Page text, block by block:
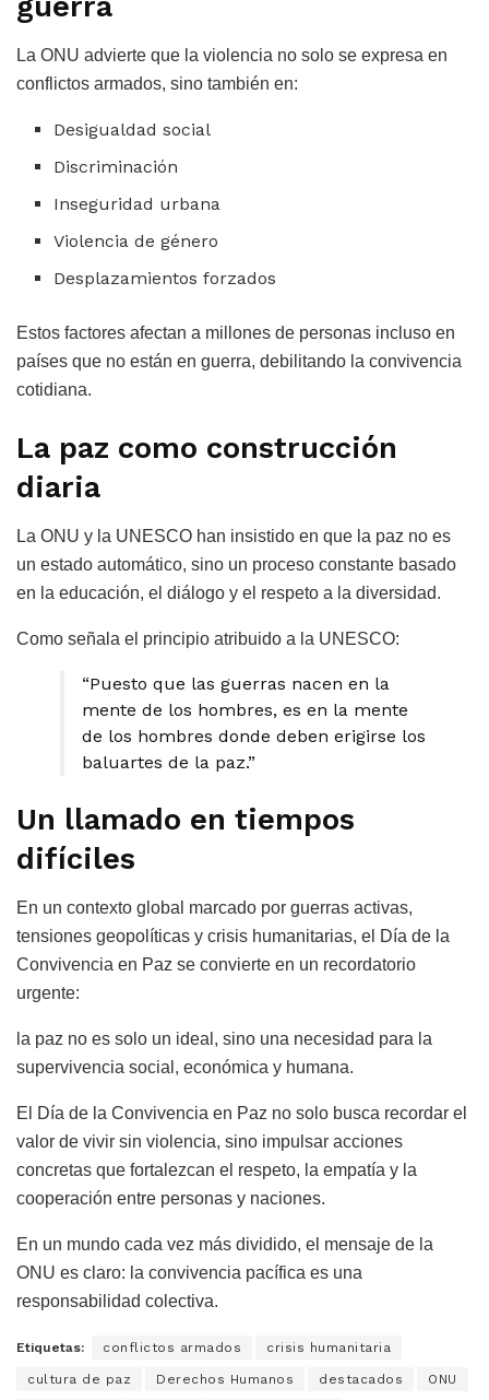
La ONU advierte que la violencia no solo se expresa en
conflictos armados, sino también en:
Desigualdad social
Discriminación
Inseguridad urbana
Violencia de género
Desplazamientos forzados
Estos factores afectan a millones de personas incluso en
países que no están en guerra, debilitando la convivencia
cotidiana.
La paz como construcción
diaria
La ONU y la UNESCO han insistido en que la paz no es
un estado automático, sino un proceso constante basado
en la educación, el diálogo y el respeto a la diversidad.
Como señala el principio atribuido a la UNESCO:
“Puesto que las guerras nacen en la
mente de los hombres, es en la mente
de los hombres donde deben erigirse los
baluartes de la paz.”
Un llamado en tiempos
difíciles
En un contexto global marcado por guerras activas,
tensiones geopolíticas y crisis humanitarias, el Día de la
Convivencia en Paz se convierte en un recordatorio
urgente:
la paz no es solo un ideal, sino una necesidad para la
supervivencia social, económica y humana.
El Día de la Convivencia en Paz no solo busca recordar el
valor de vivir sin violencia, sino impulsar acciones
concretas que fortalezcan el respeto, la empatía y la
cooperación entre personas y naciones.
En un mundo cada vez más dividido, el mensaje de la
ONU es claro: la convivencia pacífica es una
responsabilidad colectiva.
Etiquetas: conflictos armados crisis humanitaria
cultura de paz Derechos Humanos destacados ONU